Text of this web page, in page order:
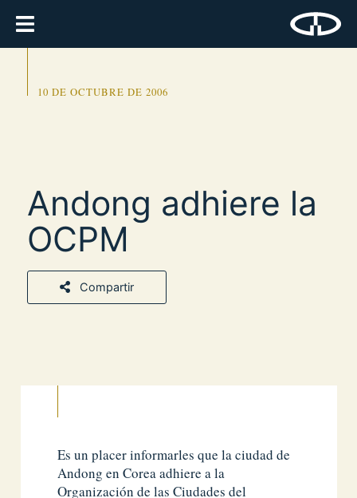
10 DE OCTUBRE DE 2006
Andong adhiere la
OCPM
Compartir
Es un placer informarles que la ciudad de
Andong en Corea adhiere a la
Organización de las Ciudades del